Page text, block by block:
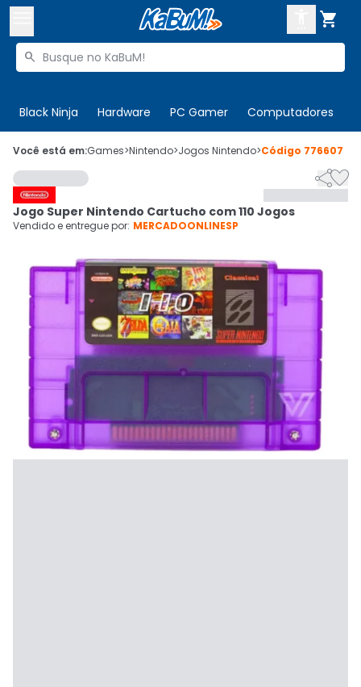

Buscar produtos

Black Ninja Hardware PC Gamer Computadores
 Olá. Acesse sua conta
 Departamentos
Cupons
Mais Vendidos
Ativar tradutor em libras
CADASTRE-SE
Você está em:Games>Nintendo>Jogos Nintendo>Código 776607

Jogo Super Nintendo Cartucho com 110 Jogos
Vendido e entregue por: MERCADOONLINESP